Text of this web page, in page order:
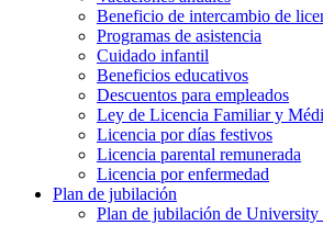
Beneficio de intercambio de
Programas de asistencia
Cuidado infantil
Beneficios educativos
Descuentos para empleados
Ley de Licencia Familiar y
Licencia por días festivos
Licencia parental remunerada
Licencia por enfermedad
Plan de jubilación
Plan de jubilación de University